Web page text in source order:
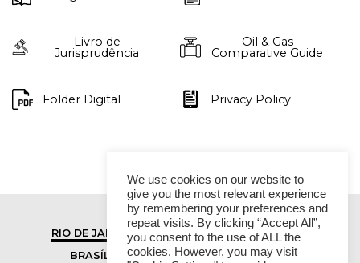
Livro de
Jurisprudência
Oil & Gas
Comparative Guide
Folder Digital Privacy Policy
RIO DE JANEIRO
SÃO PAULO
BRASÍLIA
VITÓRIA
We use cookies on our website to
give you the most relevant experience
by remembering your preferences and
repeat visits. By clicking “Accept All”,
you consent to the use of ALL the
cookies. However, you may visit